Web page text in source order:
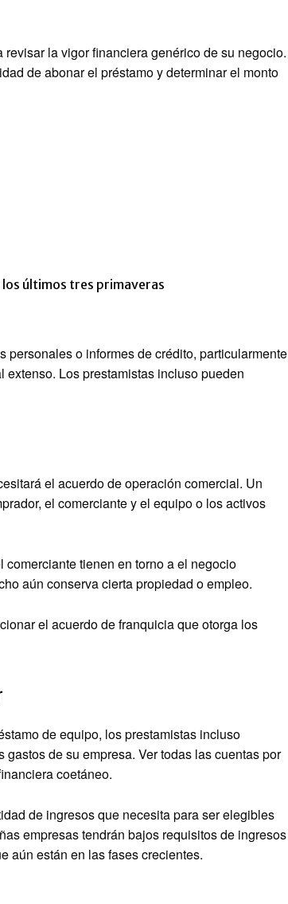
la vigor financiera genérico de su negocio.
de abonar el préstamo y determinar el monto
últimos tres primaveras
o informes de crédito, particularmente
Los prestamistas incluso pueden
el acuerdo de operación comercial. Un
el comerciante y el equipo o los activos
tienen en torno a el negocio
aún conserva cierta propiedad o empleo.
el acuerdo de franquicia que otorga los
de equipo, los prestamistas incluso
de su empresa. Ver todas las cuentas por
coetáneo.
de ingresos que necesita para ser elegibles
empresas tendrán bajos requisitos de ingresos
aún están en las fases crecientes.